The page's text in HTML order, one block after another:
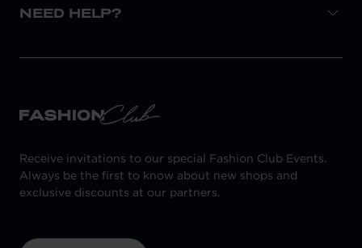
NEED HELP?
Receive invitations to our special Fashion Club Events.
Always be the first to know about new shops and
exclusive discounts at our partners.